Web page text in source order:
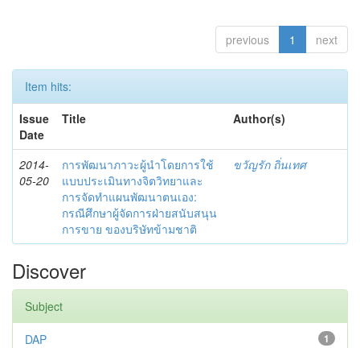
previous 1 next
Item hits:
Issue
Date
Title Author(s)
2014-
05-20
การพัฒนาภาวะผู้นำโดยการใช้
แบบประเมินทางจิตวิทยาและ
การจัดทำแผนพัฒนาตนเอง:
กรณีศึกษาผู้จัดการฝ่ายสนับสนุน
การขาย ของบริษัทข้ามชาติ
ขวัญรัก ถิ่นเทศ
Discover
Subject
1
DAP